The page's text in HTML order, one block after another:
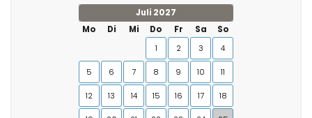
Juli 2027
Mo
Di Mi Do Fr Sa
So
1
2 3 4
5 6 7 8 9 10 11
12 13 14 15 16 17 18